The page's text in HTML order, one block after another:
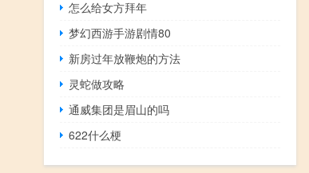
怎么给女方拜年
梦幻西游手游剧情80
新房过年放鞭炮的方法
灵蛇做攻略
通威集团是眉山的吗
622什么梗